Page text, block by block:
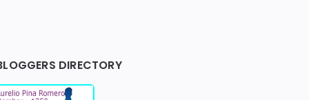
DIRECTORY